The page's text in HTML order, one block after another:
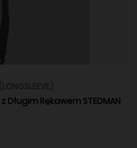
Długim Rękawem STEDMAN